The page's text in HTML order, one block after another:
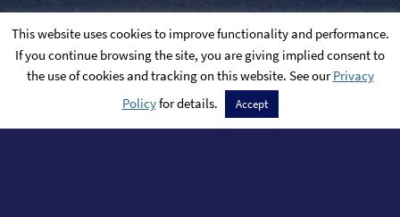
This website uses cookies to improve functionality and performance.
If you continue browsing the site, you are giving implied consent to
the use of cookies and tracking on this website. See ourPrivacy
Policyfor details. Accept